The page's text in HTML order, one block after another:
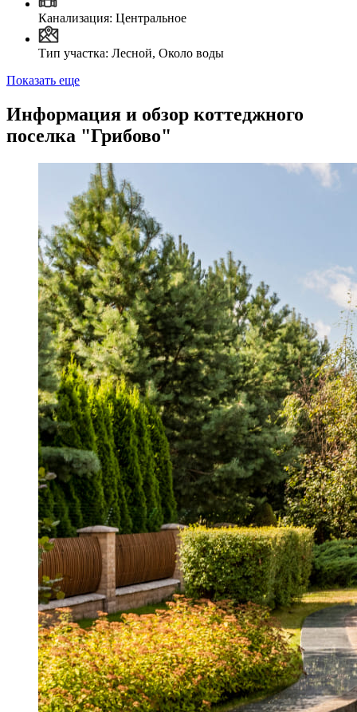
Канализация: Центральное
Тип участка: Лесной, Около воды
Показать еще
Информация и обзор коттеджного
поселка "Грибово"